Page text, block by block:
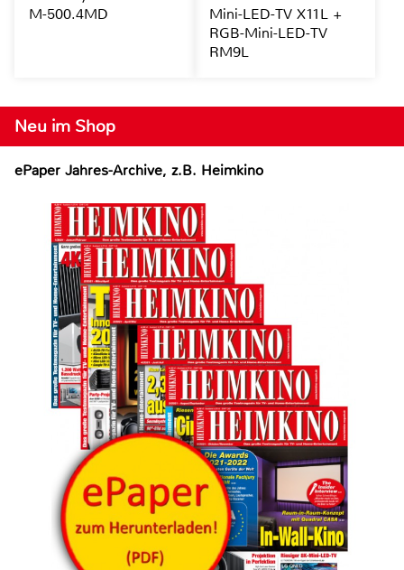
Neu im Shop
ePaper Jahres-Archive, z.B. Heimkino
M-500.4MD
Mini-LED-TV X11L +
RGB-Mini-LED-TV
RM9L